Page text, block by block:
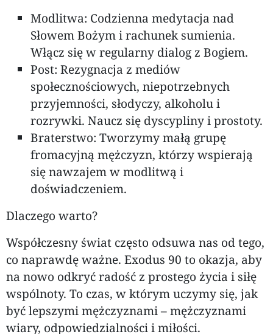
Modlitwa: Codzienna medytacja nad
Słowem Bożym i rachunek sumienia.
Włącz się w regularny dialog z Bogiem.
Post: Rezygnacja z mediów
społecznościowych, niepotrzebnych
przyjemności, słodyczy, alkoholu i
rozrywki. Naucz się dyscypliny i prostoty.
Braterstwo: Tworzymy małą grupę
fromacyjną mężczyzn, którzy wspierają
się nawzajem w modlitwą i
doświadczeniem.
Dlaczego warto?
Współczesny świat często odsuwa nas od tego,
co naprawdę ważne. Exodus 90 to okazja, aby
na nowo odkryć radość z prostego życia i siłę
wspólnoty. To czas, w którym uczymy się, jak
być lepszymi mężczyznami – mężczyznami
wiary, odpowiedzialności i miłości.